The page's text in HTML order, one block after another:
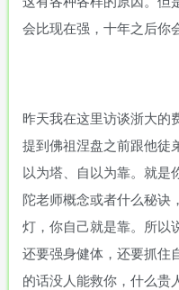
会比现在强，十年之后你
昨天我在这里访谈浙大的
提到佛祖涅盘之前跟他徒
以为塔、自以为靠。就是
陀老师概念或者什么秘诀
灯，你自己就是靠。所以
还要强身健体，还要抓住
的话没人能救你，什么贵